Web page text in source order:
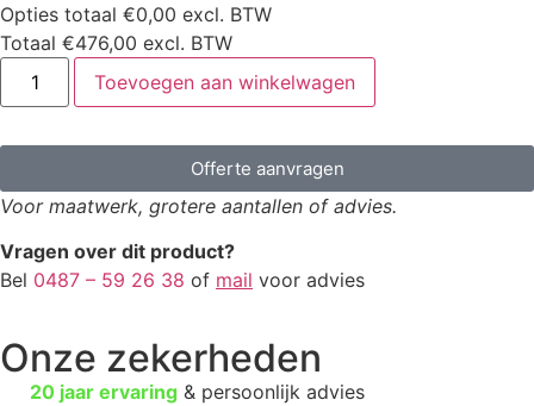
Opties totaal €0,00 excl. BTW
Totaal €476,00 excl. BTW
Toevoegen aan winkelwagen
Offerte aanvragen
Voor maatwerk, grotere aantallen of advies.
Vragen over dit product?
Bel 0487 – 59 26 38 of mail voor advies
Onze zekerheden
20 jaar ervaring & persoonlijk advies